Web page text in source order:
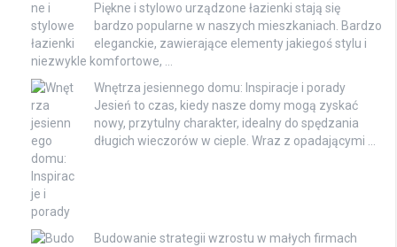
Piękne i stylowo urządzone łazienki stają się
bardzo popularne w naszych mieszkaniach. Bardzo
eleganckie, zawierające elementy jakiegoś stylu i
niezwykle komfortowe, …
Wnętrza jesiennego domu: Inspiracje i porady
Jesień to czas, kiedy nasze domy mogą zyskać
nowy, przytulny charakter, idealny do spędzania
długich wieczorów w cieple. Wraz z opadającymi …
Budowanie strategii wzrostu w małych firmach